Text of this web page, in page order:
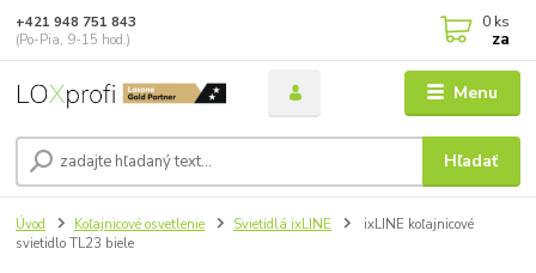
Menu
Hľadať
+421 948 751 843
(Po-Pia, 9-15 hod.)
0 ks
za
Úvod Koľajnicové osvetlenie Svietidlá ixLINE
ixLINE koľajnicové
svietidlo TL23 biele